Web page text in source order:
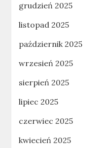
grudzień 2025
listopad 2025
październik 2025
wrzesień 2025
sierpień 2025
lipiec 2025
czerwiec 2025
kwiecień 2025